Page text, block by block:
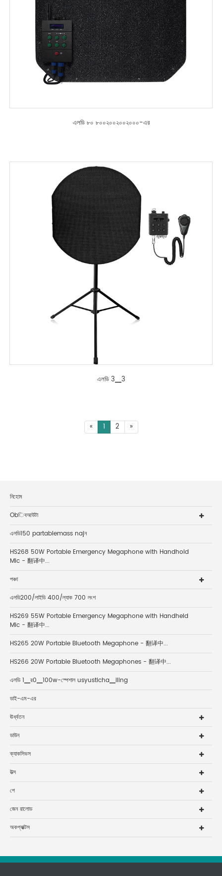
এলডি ৮০ ৮০০২০০২০০২০০০-এর
এলডি 3▁3
« 1 2 »
নিহোম
Obিবআউটা
এলডি150 partablemass najন
HS268 50W Portable Emergency Megaphone with Handhold
Mic - 翻译中...
পঞ্চা
এলডি200/লাইডি 400/ল্যাক 700 লংশ
HS269 55W Portable Emergency Megaphone with Handheld
Mic - 翻译中...
HS265 20W Portable Bluetooth Megaphone - 翻译中...
HS266 20W Portable Bluetooth Megaphones - 翻译中...
এলডি 1▁র0▁100w-স্পেশাল usyusticha▁iling
ডাই-এম-এর
ঊর্ধ্বতন
ডাউন
ক্যাকসিভস
উত্স
পে
জেন রালোড
অকপ্যাক্টস